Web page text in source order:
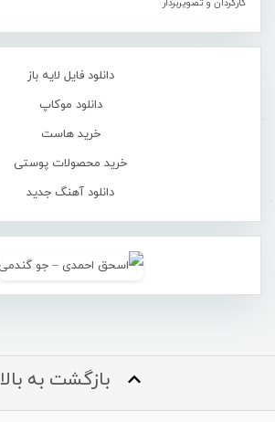
کارگردان و تصویربردار
دانلود فایل لایه باز
دانلود موکاپ
خرید هاست
خرید محصولات پوستی
دانلود آهنگ جدید
بازگشت به بالا